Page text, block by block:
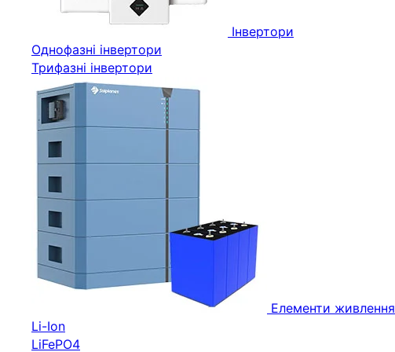
Інвертори
Однофазні інвертори
Трифазні інвертори
Елементи живлення
Li-Ion
LiFePO4